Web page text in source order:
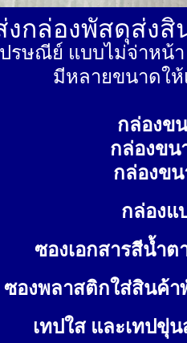
งกล่องพัสดุส่ง
รษณีย์ แบบไม่จ่าหน้
มีหลายขนาดให้
กล่องข
กล่องขน
กล่องข
กล่องแ
ซองเอกสารสีน้ำต
ซองพลาสติกใส่สินค้า
เทปใส และเทปขุ่